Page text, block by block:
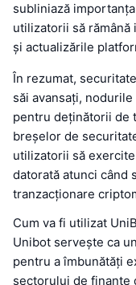
subliniază
utilizatorii să
și actualizările
În rezumat,
săi avansați,
pentru deținătorii de
breșelor de
utilizatorii să
datorată atunci când
tranzacționare
Cum va fi utilizat
Unibot servește ca
pentru a îmbunătăți
sectorului de finanțe